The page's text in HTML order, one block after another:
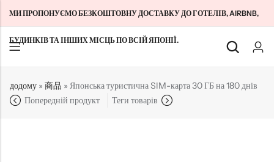
МИ ПРОПОНУЄМО БЕЗКОШТОВНУ ДОСТАВКУ ДО ГОТЕЛІВ, AIRBNB,
БУДИНКІВ ТА ІНШИХ МІСЦЬ ПО ВСІЙ ЯПОНІЇ.
додому » 商品 » Японська туристична SIM-карта 30 ГБ на 180 днів
Попередній продукт
Теги товарів
Назад
SIM-картки для туристів з Японії
Назад
Домашній WiFi без обмежень
Назад
Про нас